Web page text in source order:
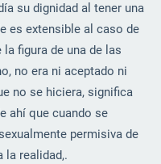
su dignidad al tener una
es extensible al caso de
figura de una de las
no era ni aceptado ni
no se hiciera, significa
ahí que cuando se
permisiva de
la realidad,.